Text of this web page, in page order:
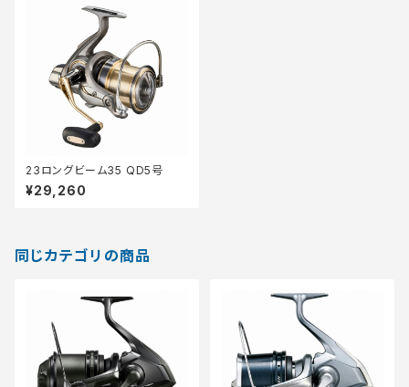
23ロングビーム35 QD5号
¥29,260
同じカテゴリの商品